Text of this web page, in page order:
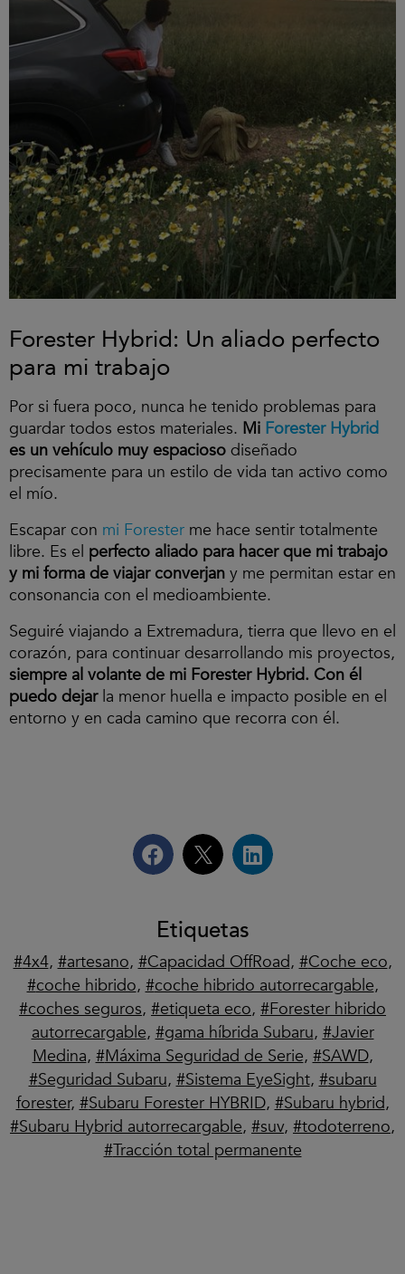
Forester Hybrid: Un aliado perfecto
para mi trabajo
Por si fuera poco, nunca he tenido problemas para
guardar todos estos materiales. Mi Forester Hybrid
es un vehículo muy espacioso diseñado
precisamente para un estilo de vida tan activo como
el mío.
Escapar con mi Forester me hace sentir totalmente
libre. Es el perfecto aliado para hacer que mi trabajo
y mi forma de viajar converjan y me permitan estar en
consonancia con el medioambiente.
Seguiré viajando a Extremadura, tierra que llevo en el
corazón, para continuar desarrollando mis proyectos,
siempre al volante de mi Forester Hybrid. Con él
puedo dejarla menor huella e impacto posible en el
entorno y en cada camino que recorra con él.
Etiquetas
4x4, artesano, Capacidad OffRoad, Coche eco,
coche hibrido, coche hibrido autorrecargable,
coches seguros, etiqueta eco,
Forester hibrido
autorrecargable, gama híbrida Subaru, Javier
Medina, Máxima Seguridad de Serie, SAWD,
Seguridad Subaru, Sistema EyeSight, subaru
forester, Subaru Forester HYBRID, Subaru hybrid,
Subaru Hybrid autorrecargable, suv, todoterreno,
Tracción total permanente